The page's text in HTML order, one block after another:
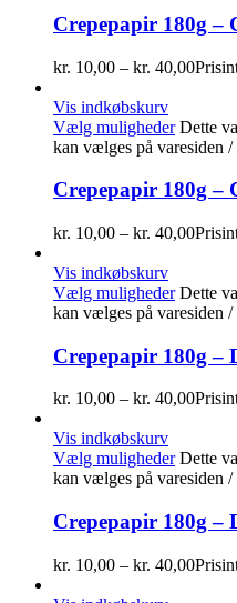
Crepepapir 180g –
kr. 10,00 – kr. 40,00
Vis indkøbskurv
Vælg muligheder Dette
kan vælges på varesiden /
Crepepapir 180g –
kr. 10,00 – kr. 40,00
Vis indkøbskurv
Vælg muligheder Dette
kan vælges på varesiden /
Crepepapir 180g –
kr. 10,00 – kr. 40,00
Vis indkøbskurv
Vælg muligheder Dette
kan vælges på varesiden /
Crepepapir 180g –
kr. 10,00 – kr. 40,00